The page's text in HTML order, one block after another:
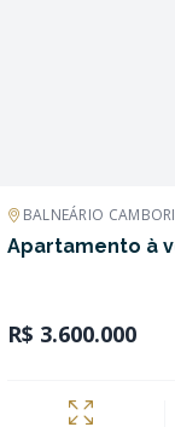
BALNEÁRIO
Apartamento à
R$ 3.600.000